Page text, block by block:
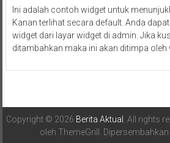
Ini adalah contoh widget untuk
Kanan terlihat secara default. Anda
widget dari layar widget di admin. Jika
ditambahkan maka ini akan ditimpa oleh
Copyright © 2026 Berita Aktual . All rights
oleh ThemeGrill.